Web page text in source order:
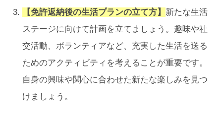
【免許返納後の生活プランの立て方】 新たな生活
ステージに向けて計画を立てましょう。趣味や社
交活動、ボランティアなど、充実した生活を送る
ためのアクティビティを考えることが重要です。
自身の興味や関心に合わせた新たな楽しみを見つ
けましょう。